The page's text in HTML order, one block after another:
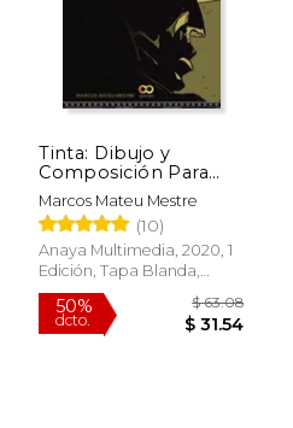
15%
dcto.
$ 18.99
$ 16.14
Rápido
Tinta: Dibujo y
Composición Para
Narradores Visuales
Marcos Mateu Mestre
(10)
Anaya Multimedia, 2020, 1
Edición, Tapa Blanda,
Nuevo